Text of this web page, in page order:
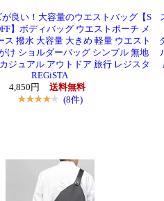
良い！大容量のウエストバッグ【S
】ボディバッグ ウエストポーチ メ
ス 撥水 大容量 大きめ 軽量 ウエスト
け ショルダーバッグ シンプル 無地
ジュアル アウトドア 旅行 レジスタ
REGiSTA
4,850円
送料無料
(8件)